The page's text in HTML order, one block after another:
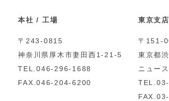
本社 / 工場
〒243-0815
神奈川県厚木市妻田西1-21-5
TEL.046-296-1688
FAX.046-204-6200
東京支店
〒151-
東京都
ニュー